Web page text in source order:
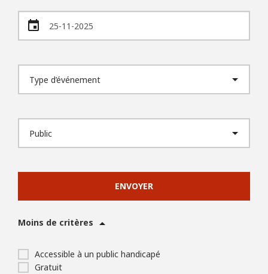
ENVOYER
Moins de critères
Accessible à un public handicapé
Gratuit